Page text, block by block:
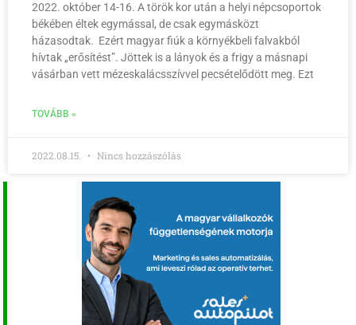
2022. október 14-16. A török kor után a helyi népcsoportok
békében éltek egymással, de csak egymásközt
házasodtak. Ezért magyar fiúk a környékbeli falvakból
hívtak „erősítést”. Jöttek is a lányok és a frigy a másnapi
vásárban vett mézeskalácsszívvel pecsételődött meg. Ezt
TOVÁBB »
2022.08.15. Nincs hozzászólás